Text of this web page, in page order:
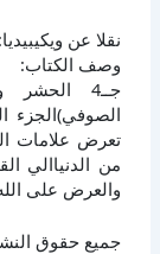
نقلا عن ويكيبيديا:
وصف الكتاب:
الصوفي)الجزء
تعرض علامات
من الدنياالي
والعرض على
جميع حقوق